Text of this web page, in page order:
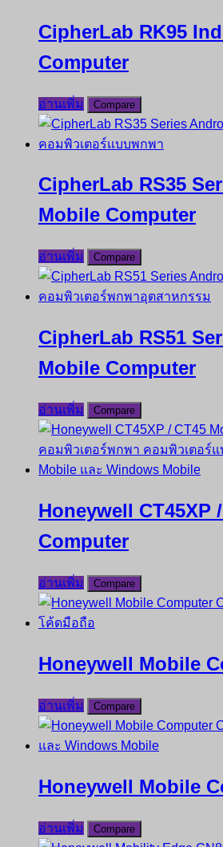
CipherLab RK95
Computer
อ่านเพิ่ม Compare
CipherLab RS35
Mobile Computer
อ่านเพิ่ม Compare
CipherLab RS51
Mobile Computer
อ่านเพิ่ม Compare
Honeywell CT45XP
Computer
อ่านเพิ่ม Compare
Honeywell Mobile
อ่านเพิ่ม Compare
Honeywell Mobile
อ่านเพิ่ม Compare